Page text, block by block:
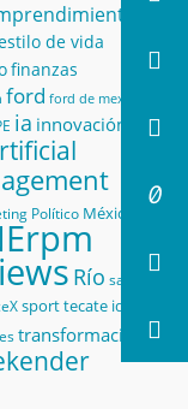
de vida
finanzas
ford ford de mexico
ia innovación
Político México
Río salud
sporttecate id
transformación